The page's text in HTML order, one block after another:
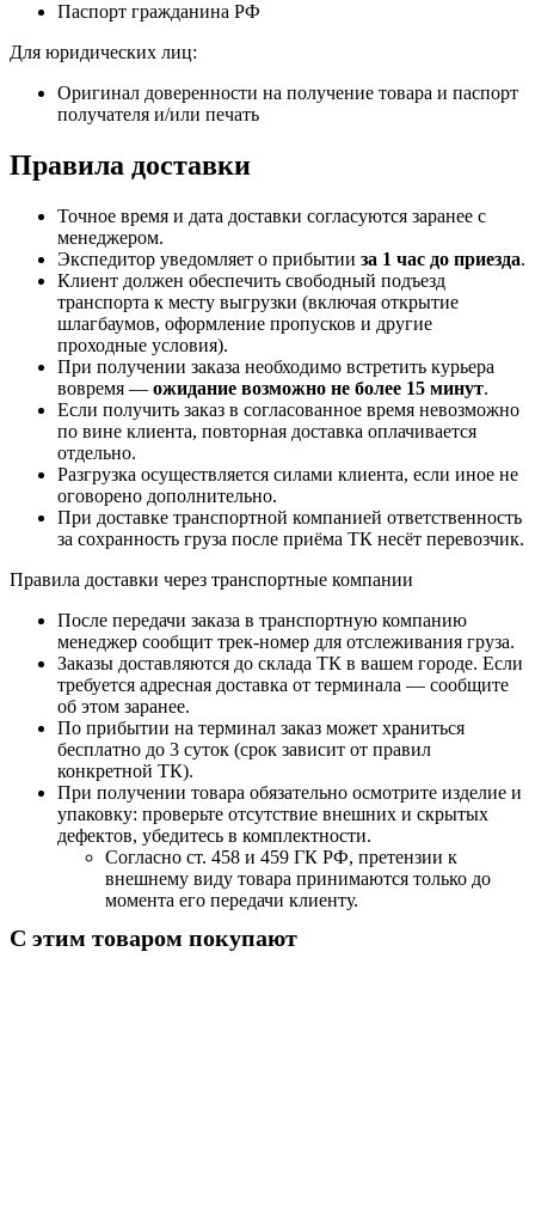
Паспорт гражданина РФ
Для юридических лиц:
Оригинал доверенности на получение товара и паспорт
получателя и/или печать
Правила доставки
Точное время и дата доставки согласуются заранее с
менеджером.
Экспедитор уведомляет о прибытии за 1 час до приезда.
Клиент должен обеспечить свободный подъезд
транспорта к месту выгрузки (включая открытие
шлагбаумов, оформление пропусков и другие
проходные условия).
При получении заказа необходимо встретить курьера
вовремя — ожидание возможно не более 15 минут.
Если получить заказ в согласованное время невозможно
по вине клиента, повторная доставка оплачивается
отдельно.
Разгрузка осуществляется силами клиента, если иное не
оговорено дополнительно.
При доставке транспортной компанией ответственность
за сохранность груза после приёма ТК несёт перевозчик.
Правила доставки через транспортные компании
После передачи заказа в транспортную компанию
менеджер сообщит трек-номер для отслеживания груза.
Заказы доставляются до склада ТК в вашем городе. Если
требуется адресная доставка от терминала — сообщите
об этом заранее.
По прибытии на терминал заказ может храниться
бесплатно до 3 суток (срок зависит от правил
конкретной ТК).
При получении товара обязательно осмотрите изделие и
упаковку: проверьте отсутствие внешних и скрытых
дефектов, убедитесь в комплектности.
Согласно ст. 458 и 459 ГК РФ, претензии к
внешнему виду товара принимаются только до
момента его передачи клиенту.
С этим товаром покупают